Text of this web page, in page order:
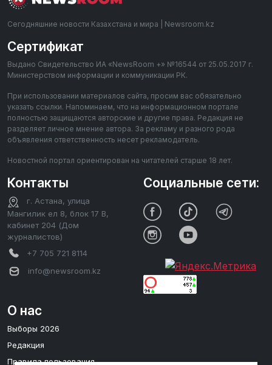
Сегодняшние новости Казахстана и мира | Newsroom.kz
Сертификат
Выдано Свидетельство ИА «NewsRoom +» №16544 от 25.05.2017 г.
Министерством информации и коммуникации РК.
При использовании материалов сайта, просим вас обязательно
указать ссылки. Напоминаем, что на информационном портале
полностью защищаются авторские и другие права. Редакция не
разделяет личное мнение автора. За рекламу и разного рода
объявления ответственность несет рекламодатель.
Новостной портал ориентирован на читателей старше 18 лет.
Контакты
г. Астана, улица
Мангилик ел 8, блок 17 В,
кабинет 204 (Дом
журналистов)
+7 705 721 8114
info@newsroom.kz
О нас
Выборы 2026
Редакция
Правила пользования
Социальные сети: